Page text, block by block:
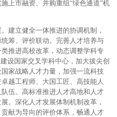
上市融资、并购重组“绿色通道”机
建立健全一体推进的协调机制，
筹、评价联动。完善人才培养与
推进高校改革，动态调整学科专
设国家交叉学科中心，加大拔尖创
家战略人才力量，加强一流科技
越工程师、大国工匠、高技能人
伍。高标准推进人才高地和人才
。深化人才发展体制机制改革，
献为导向的评价体系，畅通人才